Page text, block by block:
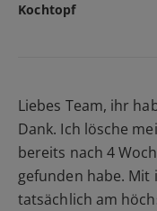
Kochtopf
Liebes Team, ihr
Dank. Ich lösche
bereits nach 4
gefunden habe.
tatsächlich am